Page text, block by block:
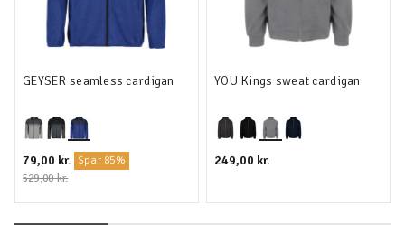
GEYSER seamless cardigan
79,00 kr. Spar 85%
529,00 kr.
YOU Kings sweat cardigan
249,00 kr.